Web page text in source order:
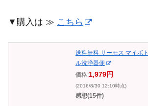
▼購入は ≫ こちら
送料無料 サーモス マイボト
ル洗浄器便
価格:1,979円
(2016/8/30 12:10時点)
感想(15件)